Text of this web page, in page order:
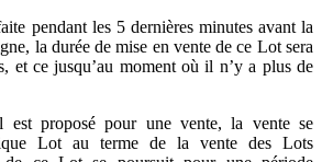
pendant les 5 dernières minutes avant la
la durée de mise en vente de ce Lot sera
et ce jusqu’au moment où il n’y a plus de
proposé pour une vente, la vente se
Lot au terme de la vente des Lots